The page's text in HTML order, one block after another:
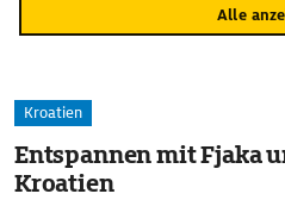
Alle
Kroatien
Entspannen mit Fjaka
Kroatien